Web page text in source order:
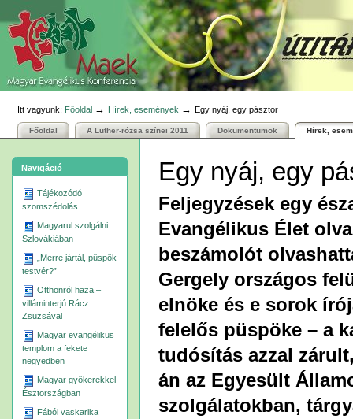
tartalomhoz
Ugrás
navigációhoz
eszközök
Itt vagyunk: Főoldal → Hírek, események →Egy nyáj, egy pásztor
Főoldal A Luther-rózsa színei 2011 Dokumentumok Hírek,
Navigáció
Tájékozódó
szomszédolás
Magyarul szolgálni
Szlovákiában
„Merre jártál, püspök
testvér?”
Otthonról haza –
villáminterjú Rácz
Zsuzsával
Magyar evangélikus
templom a fekete
negyedben
Magyar gyökerekkel
Észtországban
Fából vaskarika
Egy nyáj, egy
Feljegyzések egy
Evangélikus Élet
beszámolót
Gergely országos
elnöke és e sorok
felelős püspöke – a
tudósítás azzal
án az Egyesült
szolgálatokban,